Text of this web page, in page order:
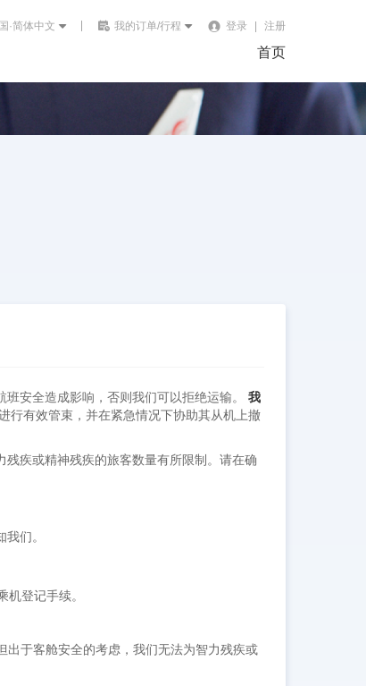
·简体中文 我的订单/行程 登录 注册
首页
安全造成影响，否则我们可以拒绝运输。 我
行有效管束，并在紧急情况下协助其从机上撤
疾或精神残疾的旅客数量有所限制。请在确
们。
机登记手续。
出于客舱安全的考虑，我们无法为智力残疾或